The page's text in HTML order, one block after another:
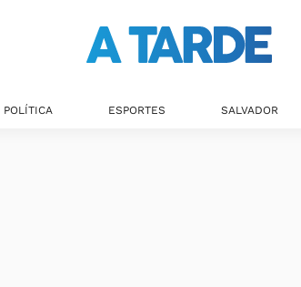
POLÍTICA ESPORTES SALVADOR